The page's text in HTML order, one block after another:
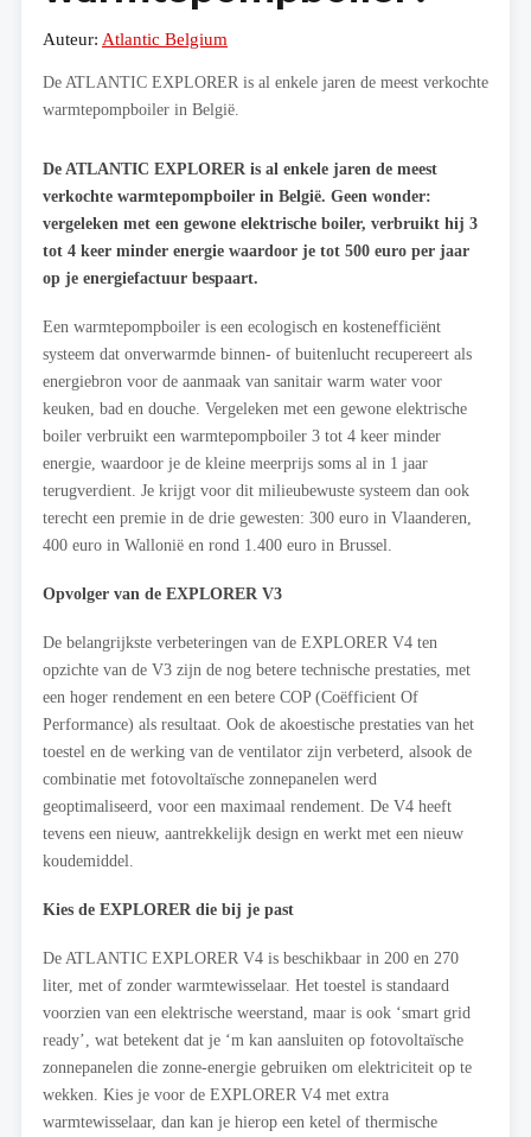
Auteur: Atlantic Belgium
De ATLANTIC EXPLORER is al enkele jaren de meest verkochte
warmtepompboiler in België.
De ATLANTIC EXPLORER is al enkele jaren de meest
verkochte warmtepompboiler in België. Geen wonder:
vergeleken met een gewone elektrische boiler, verbruikt hij 3
tot 4 keer minder energie waardoor je tot 500 euro per jaar
op je energiefactuur bespaart.
Een warmtepompboiler is een ecologisch en kostenefficiënt
systeem dat onverwarmde binnen- of buitenlucht recupereert als
energiebron voor de aanmaak van sanitair warm water voor
keuken, bad en douche. Vergeleken met een gewone elektrische
boiler verbruikt een warmtepompboiler 3 tot 4 keer minder
energie, waardoor je de kleine meerprijs soms al in 1 jaar
terugverdient. Je krijgt voor dit milieubewuste systeem dan ook
terecht een premie in de drie gewesten: 300 euro in Vlaanderen,
400 euro in Wallonië en rond 1.400 euro in Brussel.
Opvolger van de EXPLORER V3
De belangrijkste verbeteringen van de EXPLORER V4 ten
opzichte van de V3 zijn de nog betere technische prestaties, met
een hoger rendement en een betere COP (Coëfficient Of
Performance) als resultaat. Ook de akoestische prestaties van het
toestel en de werking van de ventilator zijn verbeterd, alsook de
combinatie met fotovoltaïsche zonnepanelen werd
geoptimaliseerd, voor een maximaal rendement. De V4 heeft
tevens een nieuw, aantrekkelijk design en werkt met een nieuw
koudemiddel.
Kies de EXPLORER die bij je past
De ATLANTIC EXPLORER V4 is beschikbaar in 200 en 270
liter, met of zonder warmtewisselaar. Het toestel is standaard
voorzien van een elektrische weerstand, maar is ook ‘smart grid
ready’, wat betekent dat je ‘m kan aansluiten op fotovoltaïsche
zonnepanelen die zonne-energie gebruiken om elektriciteit op te
wekken. Kies je voor de EXPLORER V4 met extra
warmtewisselaar, dan kan je hierop een ketel of thermische